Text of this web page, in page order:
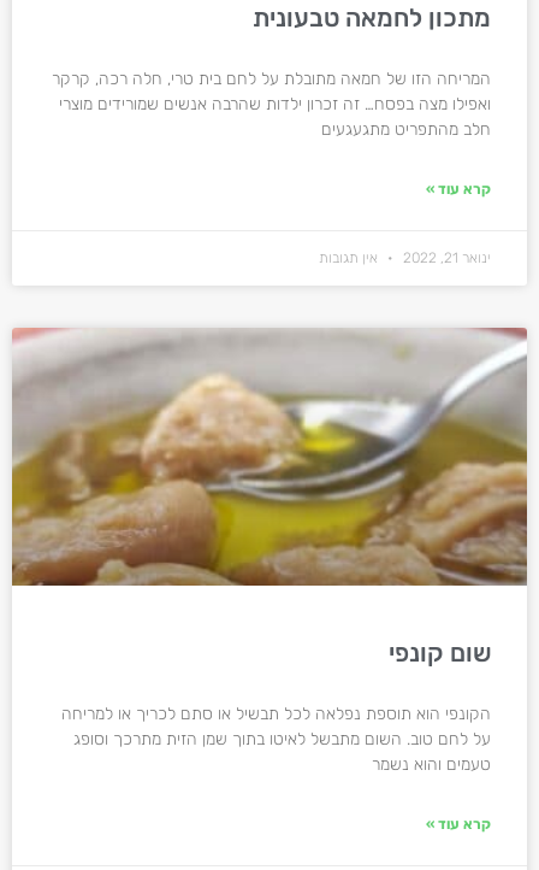
מתכון לחמאה טבעונית
המריחה הזו של חמאה מתובלת על לחם בית טרי, חלה רכה, קרקר
ואפילו מצה בפסח… זה זכרון ילדות שהרבה אנשים שמורידים מוצרי
חלב מהתפריט מתגעגעים
קרא עוד »
ינואר 21, 2022 אין תגובות
שום קונפי
הקונפי הוא תוספת נפלאה לכל תבשיל או סתם לכריך או למריחה
על לחם טוב. השום מתבשל לאיטו בתוך שמן הזית מתרכך וסופג
טעמים והוא נשמר
קרא עוד »